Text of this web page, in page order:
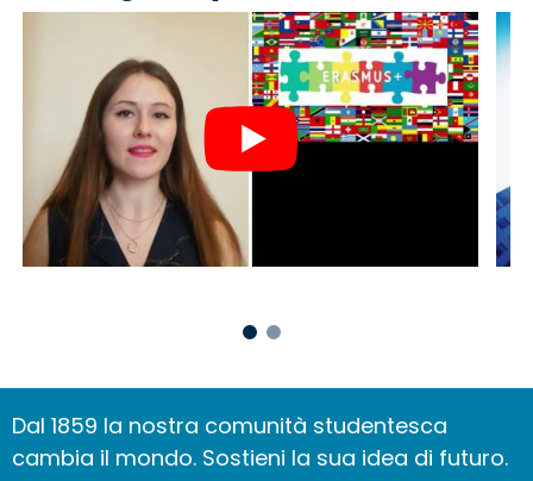
Dal 1859 la nostra comunità studentesca
cambia il mondo. Sostieni la sua idea di futuro.